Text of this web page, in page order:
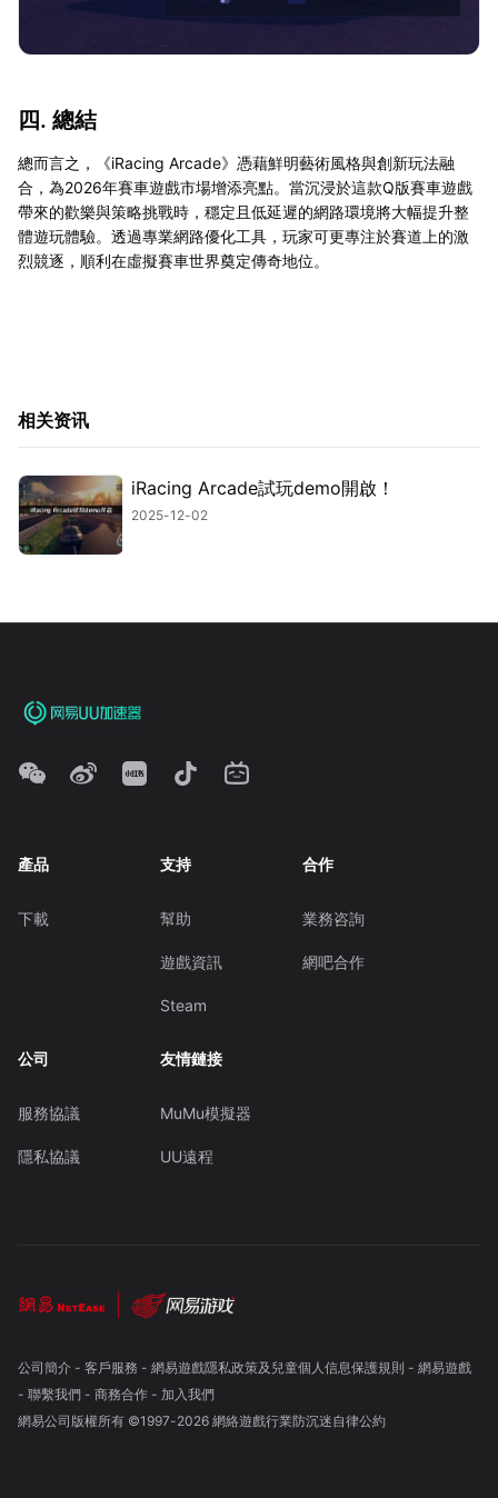
四. 總結
總而言之，《iRacing Arcade》憑藉鮮明藝術風格與創新玩法融
合，為2026年賽車遊戲市場增添亮點。當沉浸於這款Q版賽車遊戲
帶來的歡樂與策略挑戰時，穩定且低延遲的網路環境將大幅提升整
體遊玩體驗。透過專業網路優化工具，玩家可更專注於賽道上的激
烈競逐，順利在虛擬賽車世界奠定傳奇地位。
相关资讯
iRacing Arcade試玩demo開啟！
2025-12-02
產品
下載
支持
幫助
遊戲資訊
Steam
合作
業務咨詢
網吧合作
公司
服務協議
隱私協議
友情鏈接
MuMu模擬器
UU遠程
公司簡介- 客戶服務 - 網易遊戲隱私政策及兒童個人信息保護規則 - 網易遊戲
- 聯繫我們- 商務合作- 加入我們
網易公司版權所有 ©1997-2026 網絡遊戲行業防沉迷自律公約